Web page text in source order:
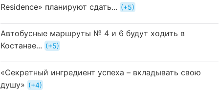
Residence» планируют сдать...
+5
Автобусные маршруты № 4 и 6 будут ходить в
Костанае...
+5
«Секретный ингредиент успеха – вкладывать свою
душу»
+4